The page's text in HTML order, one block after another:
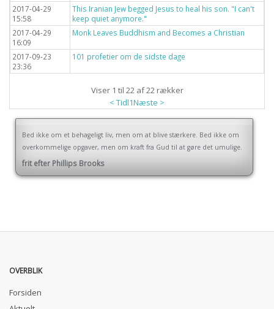
2017-04-29
15:58
This Iranian Jew begged Jesus to heal his son. "I can't
keep quiet anymore."
2017-04-29
16:09
Monk Leaves Buddhism and Becomes a Christian
2017-09-23
23:36
101 profetier om de sidste dage
Viser 1 til 22 af 22 rækker
< Tidl1Næste >
Bed ikke om et behageligt liv, men om at blive stærkere. Bed ikke om
overkommelige opgaver, men om kraft fra Gud til at gøre det umulige.
frit efter Phillips Brooks
OVERBLIK
Forsiden